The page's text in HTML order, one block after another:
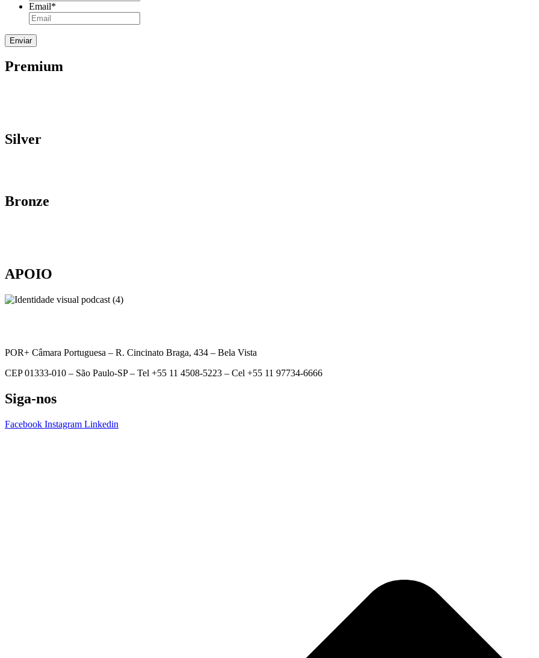
Email*
Premium
Silver
Bronze
APOIO
POR+ Câmara Portuguesa – R. Cincinato Braga, 434 – Bela Vista
CEP 01333-010 – São Paulo-SP – Tel +55 11 4508-5223 – Cel +55 11 97734-6666
Siga-nos
Facebook Instagram Linkedin